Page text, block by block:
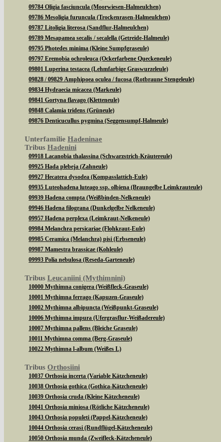
09784 Oligia fasciuncula (Moorwiesen-Halmeulchen)
09786 Mesoligia furuncula (Trockenrasen-Halmeulchen)
09787 Litoligia literosa (Sandflur-Halmeulchen)
09789 Mesapamea secalis / secalella (Getreide-Halmeule)
09795 Photedes minima (Kleine Sumpfgraseule)
09797 Eremobia ochroleuca (Ockerfarbene Queckeneule)
09801 Luperina testacea (Lehmfarbige Graswurzeleule)
09828 / 09829 Amphipoea oculea / fucosa (Rotbraune Stengeleule)
09834 Hydraecia micacea (Markeule)
09841 Gortyna flavago (Kletteneule)
09848 Calamia tridens (Grüneule)
09876 Denticucullus pygmina (Seggensumpf-Halmeule)
Unterfamilie Hadeninae
Tribus Hadenini
09918 Lacanobia thalassina (Schwarzstrich-Kräutereule)
09925 Hada plebeja (Zahneule)
09927 Hecatera dysodea (Kompasslattich-Eule)
09935 Luteohadena luteago ssp. olbiena (Braungelbe Leimkrauteule)
09939 Hadena compta (Weißbinden-Nelkeneule)
09946 Hadena filograna (Dunkelgelbe Nelkeneule)
09957 Hadena perplexa (Leimkraut-Nelkeneule)
09984 Melanchra persicariae (Flohkraut-Eule)
09985 Ceramica (Melanchra) pisi (Erbseneule)
09987 Mamestra brassicae (Kohleule)
09993 Polia nebulosa (Reseda-Garteneule)
Tribus Leucaniini (Mythimnini)
10000 Mythimna conigera (Weißfleck-Graseule)
10001 Mythimna ferrago (Kapuzen-Graseule)
10002 Mythimna albipuncta (Weißpunkt-Graseule)
10006 Mythimna impura (Ufergrasflur-Weißadereule)
10007 Mythimna pallens (Bleiche Graseule)
10011 Mythimna comma (Berg-Graseule)
10022 Mythimna l-album (Weißes L)
Tribus Orthosiini
10037 Orthosia incerta (Variable Kätzcheneule)
10038 Orthosia gothica (Gothica-Kätzcheneule)
10039 Orthosia cruda (Kleine Kätzcheneule)
10041 Orthosia miniosa (Rötliche Kätzcheneule)
10043 Orthosia populeti (Pappel-Kätzcheneule)
10044 Orthosia cerasi (Rundflügel-Kätzcheneule)
10050 Orthosia munda (Zweifleck-Kätzcheneule)